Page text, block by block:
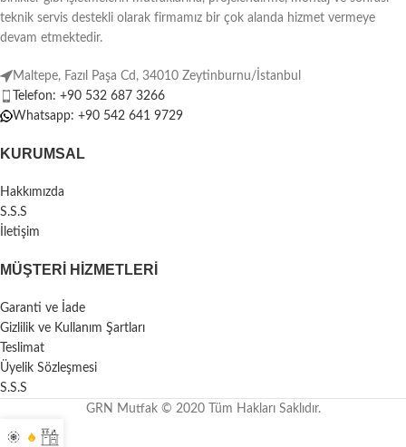
Ürünlerin boyutuna göre10-15 İş
Günü üretim süresi vardır.
İsteğe özelebat ve dekor
seçenekleriyle.
seçenekleri.
teknik servis destekli olarak firmamız bir çok alanda hizmet vermeye
devam etmektedir.
Maltepe, Fazıl Paşa Cd, 34010 Zeytinburnu/İstanbul
Telefon: +90 532 687 3266
Whatsapp: +90 542 641 9729
KURUMSAL
Hakkımızda
S.S.S
İletişim
MÜŞTERI HIZMETLERI
Garanti ve İade
Gizlilik ve Kullanım Şartları
Teslimat
Üyelik Sözleşmesi
S.S.S
GRN Mutfak © 2020 Tüm Hakları Saklıdır.